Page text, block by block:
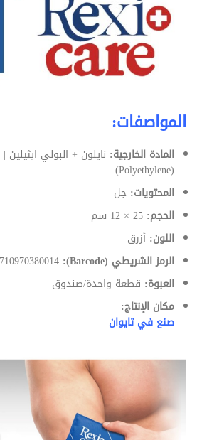
المواصفات:
المادة الخارجية:
(Polyethylene)
المحتويات: جل
الحجم:
اللون: أزرق
الرمز الشريطي (Barcode):
العبوة: قطعة واحدة/صندوق
مكان الإنتاج:
صنع في تايوان